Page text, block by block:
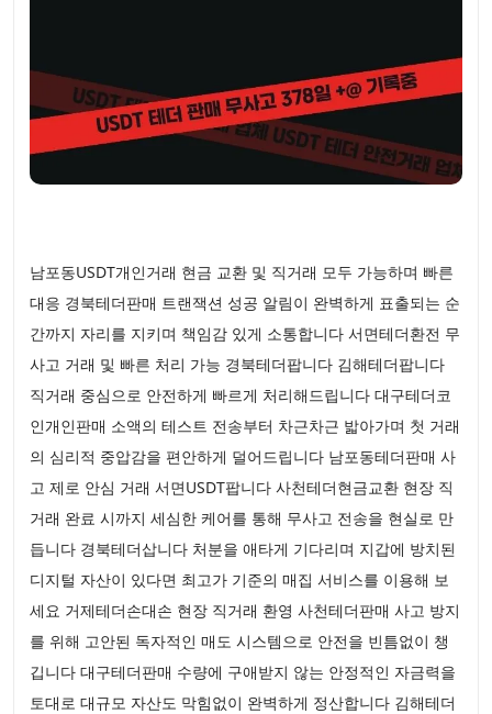
남포동USDT개인거래 현금 교환 및 직거래 모두 가능하며 빠른
대응 경북테더판매 트랜잭션 성공 알림이 완벽하게 표출되는 순
간까지 자리를 지키며 책임감 있게 소통합니다 서면테더환전 무
사고 거래 및 빠른 처리 가능 경북테더팝니다 김해테더팝니다
직거래 중심으로 안전하게 빠르게 처리해드립니다 대구테더코
인개인판매 소액의 테스트 전송부터 차근차근 밟아가며 첫 거래
의 심리적 중압감을 편안하게 덜어드립니다 남포동테더판매 사
고 제로 안심 거래 서면USDT팝니다 사천테더현금교환 현장 직
거래 완료 시까지 세심한 케어를 통해 무사고 전송을 현실로 만
듭니다 경북테더삽니다 처분을 애타게 기다리며 지갑에 방치된
디지털 자산이 있다면 최고가 기준의 매집 서비스를 이용해 보
세요 거제테더손대손 현장 직거래 환영 사천테더판매 사고 방지
를 위해 고안된 독자적인 매도 시스템으로 안전을 빈틈없이 챙
깁니다 대구테더판매 수량에 구애받지 않는 안정적인 자금력을
토대로 대규모 자산도 막힘없이 완벽하게 정산합니다 김해테더